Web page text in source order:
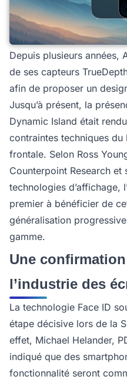
Depuis plusieurs années,
de ses capteurs
afin de proposer un
Jusqu’à présent, la
Dynamic Island était
contraintes techniques du
frontale. Selon Ross
Counterpoint Research
technologies d’affichage,
premier à bénéficier de
généralisation
gamme.
Une
l’industrie des
La technologie Face ID
étape décisive lors de la
effet, Michael Helander,
indiqué que des
fonctionnalité seront